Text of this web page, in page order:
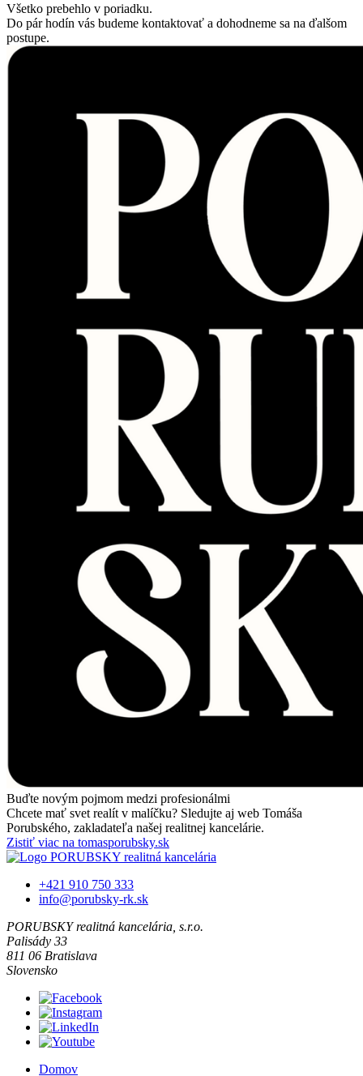
Všetko prebehlo v poriadku.
Do pár hodín vás budeme kontaktovať a dohodneme sa na ďalšom
postupe.
Buďte novým pojmom medzi profesionálmi
Chcete mať svet realít v malíčku? Sledujte aj web Tomáša
Porubského, zakladateľa našej realitnej kancelárie.
Zistiť viac na tomasporubsky.sk
+421 910 750 333
info@porubsky-rk.sk
PORUBSKY realitná kancelária, s.r.o.
Palisády 33
811 06 Bratislava
Slovensko
Domov